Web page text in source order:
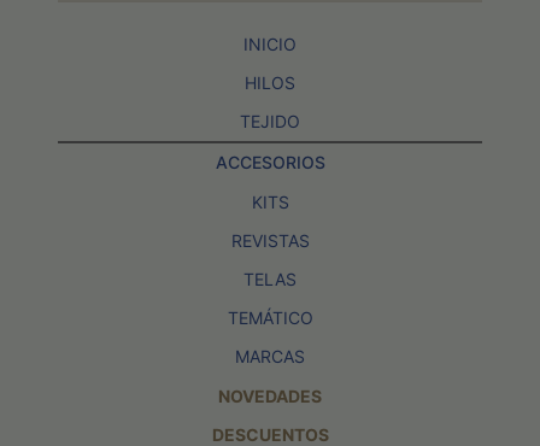
INICIO
HILOS
TEJIDO
ACCESORIOS
KITS
REVISTAS
TELAS
TEMÁTICO
MARCAS
NOVEDADES
DESCUENTOS